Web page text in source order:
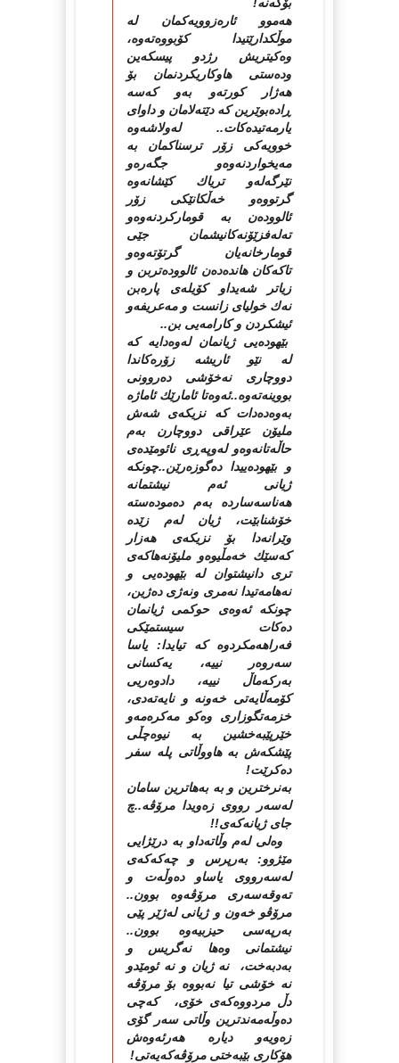
هه‌موو ئاره‌زوویه‌كمان له‌
موڵكدارێتیدا كۆبووه‌ته‌وه‌،
وه‌كیتریش رژدو پیسكه‌ین
وده‌ستی هاوكاریكردنمان بۆ
هه‌ژار كورته‌و به‌و كه‌سه‌
ڕاده‌بوێرین كه‌ دێته‌لامان و داوای
یارمه‌تیده‌كات.. له‌ولاشه‌وه‌
خوویه‌كی زۆر ترسناكمان به‌
مه‌یخواردنه‌وه‌و جگه‌ره‌و
نێرگه‌له‌و تریاك كێشانه‌وه‌
گرتووه‌و خه‌ڵكانێكی زۆر
ئالووده‌ن به‌ قوماركردنه‌وه‌و
ته‌له‌فزێۆنه‌كانیشمان جێی
قومارخانه‌یان گرتۆته‌وه‌و
تاكه‌كان هانده‌ده‌ن ئالووده‌تربن و
زیاتر شه‌یداو كۆیله‌ی پاره‌بن
نه‌ك خولیای زانست و مه‌عریفه‌و
ئیشكردن و كارامه‌یی بن..
بێهوده‌یی ژیانمان له‌وه‌دایه‌ كه‌
له‌ نێو ئاریشه‌ زۆره‌كاندا
دووچاری نه‌خۆشی ده‌روونی
بووینه‌ته‌وه‌..ئه‌وه‌تا ئامارێك ئاماژه‌
به‌وه‌ده‌دات كه‌ نزیكه‌ی شه‌ش
ملیۆن عێراقی دووچارن به‌م
حاڵه‌تانه‌وه‌و له‌وپه‌ڕی نائومێده‌ی
و بێهوده‌ییدا ده‌گوزه‌رێن..چونكه‌
ژیانی ئه‌م نیشتمانه‌
هه‌ناسه‌سارده‌ به‌م ده‌موده‌سته‌
خۆشنابێت، ژیان له‌م زێده‌
وێرانه‌دا بۆ نزیكه‌ی هه‌زار
كه‌سێك خه‌مڵیوه‌و ملیۆنه‌هاكه‌ی
تری دانیشتوان له‌ بێهوده‌یی و
نه‌هامه‌تیدا نه‌مری ونه‌ژی ده‌ژین،
چونكه‌ ئه‌وه‌ی حوكمی ژیانمان
ده‌كات سیستمێكی
فه‌راهه‌مكردوه‌ كه‌ تیایدا: یاسا
سه‌روه‌ر نییه‌، یه‌كسانی
به‌ركه‌ماڵ نییه‌، دادوه‌ریی
كۆمه‌ڵایه‌تی خه‌ونه‌ و نایه‌ته‌دی،
خزمه‌تگوزاری وه‌كو مه‌كره‌مه‌و
خێرپێبه‌خشین به‌ نیوه‌چڵی
پێشكه‌ش به‌ هاووڵاتی پله‌ سفر
ده‌كرێت!
به‌نرخترین و به‌ به‌هاترین سامان
له‌سه‌ر رووی زه‌ویدا مرۆڤه‌..چ
جای ژیانه‌كه‌ی!!
وه‌لی له‌م وڵاته‌داو به‌ درێژایی
مێژوو: به‌رپرس و چه‌كه‌كه‌ی
له‌سه‌رووی یاساو ده‌وڵه‌ت و
ته‌وقه‌سه‌ری مرۆڤه‌وه‌ بوون..
مرۆڤو خه‌ون و ژیانی له‌ژێر پێی
به‌رپه‌سی حیزبیه‌وه‌ بوون..
نیشتمانی وه‌ها نه‌گریس و
به‌دبه‌خت، نه‌ ژیان و نه‌ ئومێدو
نه‌ خۆشی تیا نه‌بووه‌ بۆ مرۆڤه‌
دڵ مردووه‌كه‌ی خۆی، كه‌چی
ده‌وڵه‌مه‌ندترین وڵاتی سه‌ر گۆی
زه‌ویه‌و دیاره‌ هه‌رئه‌وه‌ش
هۆكاری بێبه‌ختی مرۆڤه‌كه‌یه‌تی!